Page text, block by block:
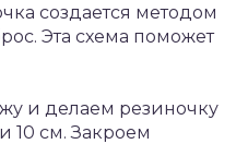
создается методом
Эта схема поможет
и делаем резиночку
10 см. Закроем